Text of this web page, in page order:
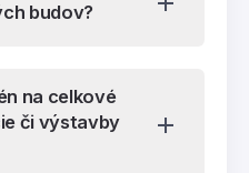
budov?
na celkové
či výstavby